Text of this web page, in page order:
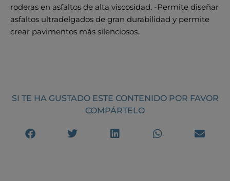
roderas en asfaltos de alta viscosidad. -Permite diseñar
asfaltos ultradelgados de gran durabilidad y permite
crear pavimentos más silenciosos.
SI TE HA GUSTADO ESTE CONTENIDO POR FAVOR
COMPÁRTELO